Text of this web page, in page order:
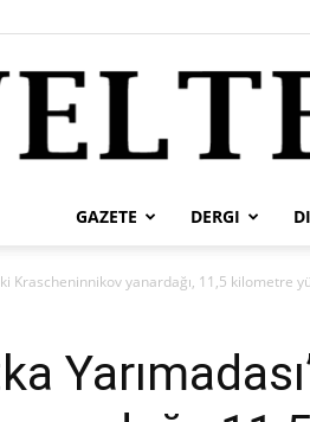
GAZETE DERGI
Krascheninnikov yanardağı, 11,5 kilometre